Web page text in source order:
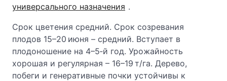
универсального назначения .
Срок цветения средний. Срок созревания
плодов 15–20 июня – средний. Вступает в
плодоношение на 4–5‑й год. Урожайность
хорошая и регулярная – 16–19 т/га. Дерево,
побеги и генеративные почки устойчивы к